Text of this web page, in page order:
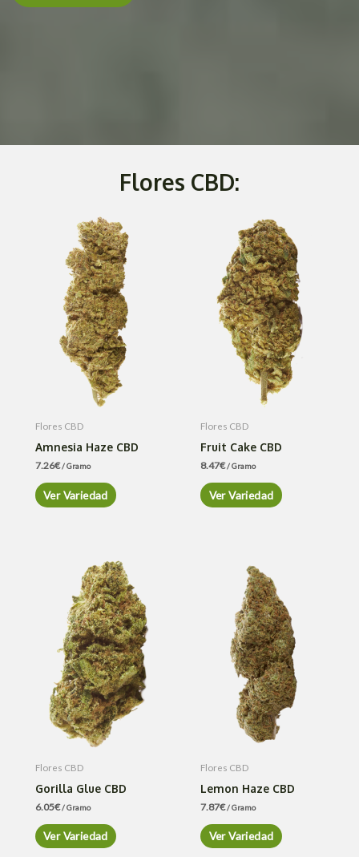
Flores CBD:
Flores CBD
Amnesia Haze CBD
7.26€/ Gramo
Ver Variedad
Flores CBD
Fruit Cake CBD
8.47€/ Gramo
Ver Variedad
Flores CBD
Gorilla Glue CBD
6.05€/ Gramo
Ver Variedad
Flores CBD
Lemon Haze CBD
7.87€/ Gramo
Ver Variedad